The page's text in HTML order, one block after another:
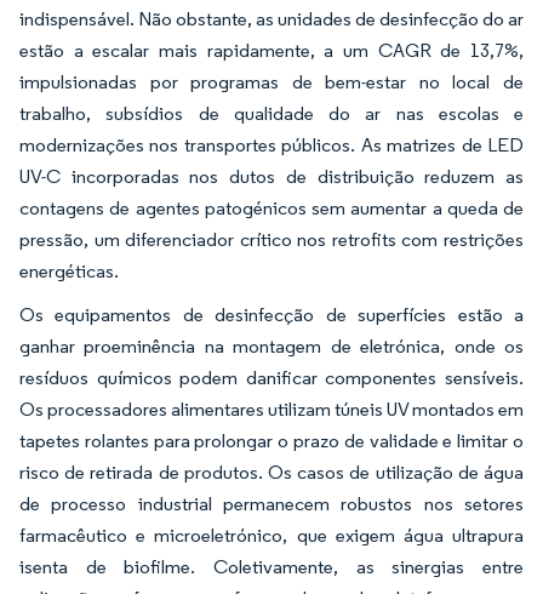
indispensável. Não obstante, as unidades de desinfecção do ar
estão a escalar mais rapidamente, a um CAGR de 13,7%,
impulsionadas por programas de bem-estar no local de
trabalho, subsídios de qualidade do ar nas escolas e
modernizações nos transportes públicos. As matrizes de LED
UV-C incorporadas nos dutos de distribuição reduzem as
contagens de agentes patogénicos sem aumentar a queda de
pressão, um diferenciador crítico nos retrofits com restrições
energéticas.
Os equipamentos de desinfecção de superfícies estão a
ganhar proeminência na montagem de eletrónica, onde os
resíduos químicos podem danificar componentes sensíveis.
Os processadores alimentares utilizam túneis UV montados em
tapetes rolantes para prolongar o prazo de validade e limitar o
risco de retirada de produtos. Os casos de utilização de água
de processo industrial permanecem robustos nos setores
farmacêutico e microeletrónico, que exigem água ultrapura
isenta de biofilme. Coletivamente, as sinergias entre